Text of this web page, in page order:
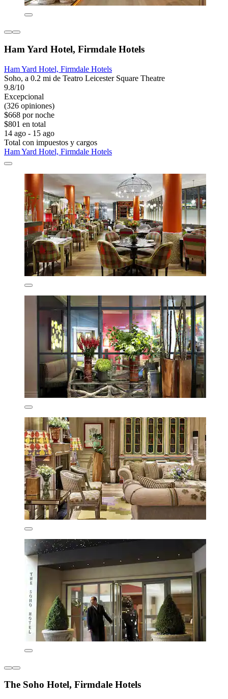
Ham Yard Hotel, Firmdale Hotels
Ham Yard Hotel, Firmdale Hotels
Soho, a 0.2 mi de Teatro Leicester Square Theatre
9.8/10
Excepcional
(326 opiniones)
$668 por noche
$801 en total
14 ago - 15 ago
Total con impuestos y cargos
Ham Yard Hotel, Firmdale Hotels
The Soho Hotel, Firmdale Hotels